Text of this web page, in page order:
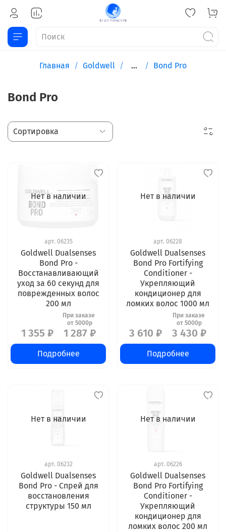
Главная Goldwell ... Bond Pro
Bond Pro
Нет в наличии
арт. 06235
Goldwell Dualsenses
Bond Pro -
Восстанавливающий
уход за 60 секунд для
поврежденных волос
200 мл
1 355 ₽ 1 287 ₽
Подробнее
Нет в наличии
арт. 06228
Goldwell Dualsenses
Bond Pro Fortifying
Conditioner -
Укрепляющий
кондиционер для
ломких волос 1000 мл
3 610 ₽ 3 430 ₽
Подробнее
Нет в наличии
арт. 06232
Goldwell Dualsenses
Bond Pro - Спрей для
восстановления
структуры 150 мл
Нет в наличии
арт. 06226
Goldwell Dualsenses
Bond Pro Fortifying
Conditioner -
Укрепляющий
кондиционер для
ломких волос 200 мл